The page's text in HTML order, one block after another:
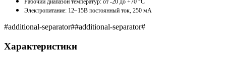
Рабочий диапазон температур: от -20 до +70 °С
Электропитание: 12~15B постоянный ток, 250 мА
#additional-separator##additional-separator#
Характеристики